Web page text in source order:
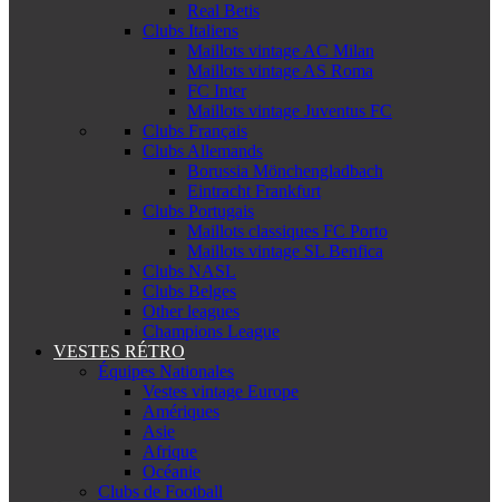
Real Betis
Clubs Italiens
Maillots vintage AC Milan
Maillots vintage AS Roma
FC Inter
Maillots vintage Juventus FC
Clubs Français
Clubs Allemands
Borussia Mönchengladbach
Eintracht Frankfurt
Clubs Portugais
Maillots classiques FC Porto
Maillots vintage SL Benfica
Clubs NASL
Clubs Belges
Other leagues
Champions League
VESTES RÉTRO
Équipes Nationales
Vestes vintage Europe
Amériques
Asie
Afrique
Océanie
Clubs de Football